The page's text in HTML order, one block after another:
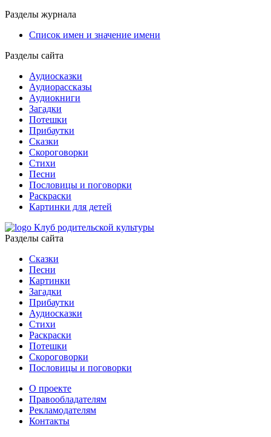
Разделы журнала
Список имен и значение имени
Разделы сайта
Аудиосказки
Аудиорассказы
Аудиокниги
Загадки
Потешки
Прибаутки
Сказки
Скороговорки
Стихи
Песни
Пословицы и поговорки
Раскраски
Картинки для детей
Клуб родительской культуры
Разделы сайта
Сказки
Песни
Картинки
Загадки
Прибаутки
Аудиосказки
Стихи
Раскраски
Потешки
Скороговорки
Пословицы и поговорки
О проекте
Правообладателям
Рекламодателям
Контакты